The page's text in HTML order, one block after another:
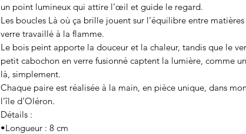
un point lumineux qui attire l’œil et guide le regard.
Les boucles Là où ça brille jouent sur l’équilibre entre
verre travaillé à la flamme.
Le bois peint apporte la douceur et la chaleur, tandis que le
petit cabochon en verre fusionné captent la lumière, comme
là, simplement.
Chaque paire est réalisée à la main, en pièce unique, dans
l’île d’Oléron.
Détails :
•Longueur : 8 cm